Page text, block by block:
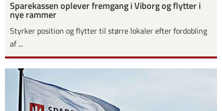
Sparekassen oplever fremgang i Viborg og flytter i
nye rammer
Styrker position og flytter til større lokaler efter fordobling
af ...